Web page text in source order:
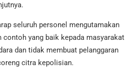
seluruh personel mengutamakan
contoh yang baik kepada masyarakat
dan tidak membuat pelanggaran
citra kepolisian.